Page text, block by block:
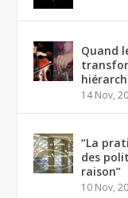
Quand
14 Nov,
“La
des
raison”
10 Nov,